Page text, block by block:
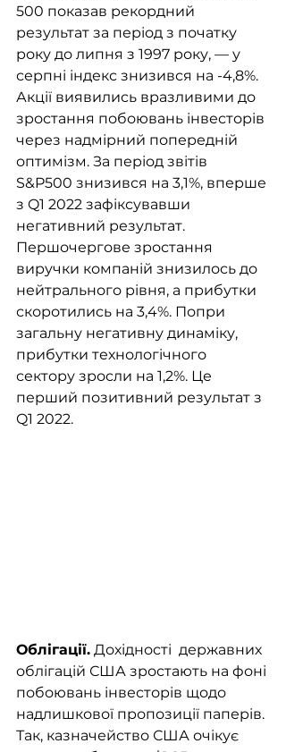
500 показав рекордний
результат за період з початку
року до липня з 1997 року, — у
серпні індекс знизився на -4,8%.
Акції виявились вразливими до
зростання побоювань інвесторів
через надмірний попередній
оптимізм. За період звітів
S&P500 знизився на 3,1%, вперше
з Q1 2022 зафіксувавши
негативний результат.
Першочергове зростання
виручки компаній знизилось до
нейтрального рівня, а прибутки
скоротились на 3,4%. Попри
загальну негативну динаміку,
прибутки технологічного
сектору зросли на 1,2%. Це
перший позитивний результат з
Q1 2022.
Облігації. Дохідності  державних
облігацій США зростають на фоні
побоювань інвесторів щодо
надлишкової пропозиції паперів.
Так, казначейство США очікує